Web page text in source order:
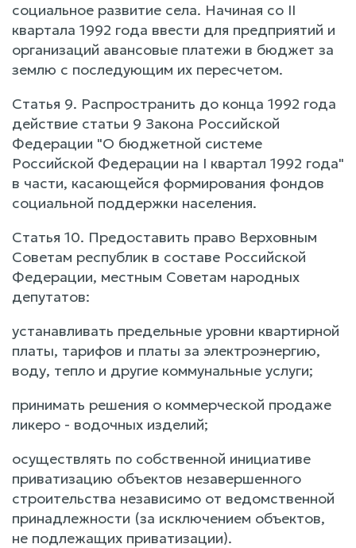
социальное развитие села. Начиная со II
квартала 1992 года ввести для предприятий и
организаций авансовые платежи в бюджет за
землю с последующим их пересчетом.
Статья 9. Распространить до конца 1992 года
действие статьи 9 Закона Российской
Федерации "О бюджетной системе
Российской Федерации на I квартал 1992 года"
в части, касающейся формирования фондов
социальной поддержки населения.
Статья 10. Предоставить право Верховным
Советам республик в составе Российской
Федерации, местным Советам народных
депутатов:
устанавливать предельные уровни квартирной
платы, тарифов и платы за электроэнергию,
воду, тепло и другие коммунальные услуги;
принимать решения о коммерческой продаже
ликеро - водочных изделий;
осуществлять по собственной инициативе
приватизацию объектов незавершенного
строительства независимо от ведомственной
принадлежности (за исключением объектов,
не подлежащих приватизации).